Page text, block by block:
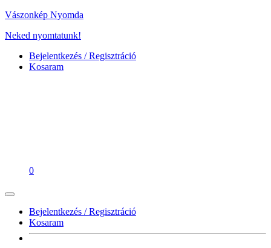
Vászonkép Nyomda
Neked nyomtatunk!
Bejelentkezés / Regisztráció
Kosaram
0
Bejelentkezés / Regisztráció
Kosaram